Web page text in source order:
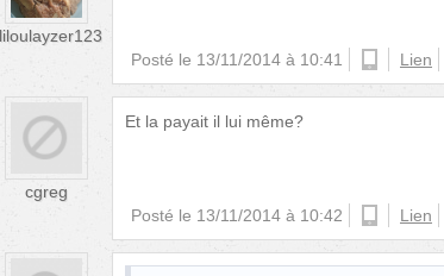
liloulayzer123
Posté le 13/11/2014 à 10:41 androidLien
cgreg
Et la payait il lui même?
Posté le 13/11/2014 à 10:42 androidLien